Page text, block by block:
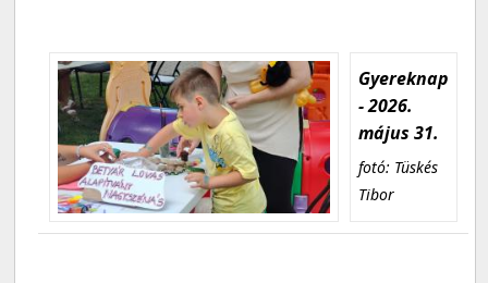
Gyereknap
- 2026.
május 31.
fotó: Tüskés
Tibor